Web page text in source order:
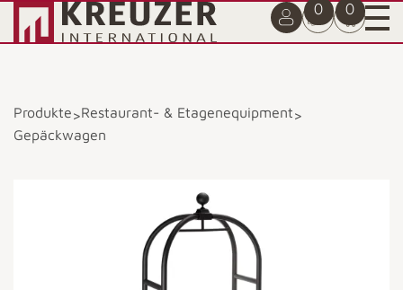
0 0
Produkte>Restaurant- & Etagenequipment>
Gepäckwagen